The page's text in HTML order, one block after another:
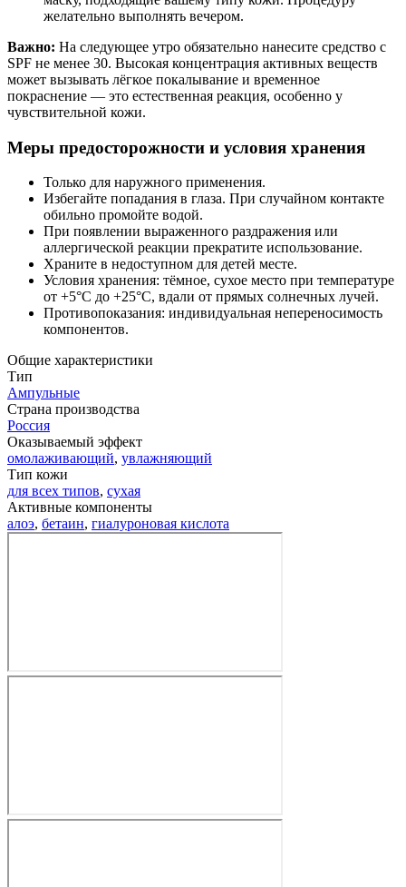
желательно выполнять вечером.
Важно: На следующее утро обязательно нанесите средство с
SPF не менее 30. Высокая концентрация активных веществ
может вызывать лёгкое покалывание и временное
покраснение — это естественная реакция, особенно у
чувствительной кожи.
Меры предосторожности и условия хранения
Только для наружного применения.
Избегайте попадания в глаза. При случайном контакте
обильно промойте водой.
При появлении выраженного раздражения или
аллергической реакции прекратите использование.
Храните в недоступном для детей месте.
Условия хранения: тёмное, сухое место при температуре
от +5°C до +25°C, вдали от прямых солнечных лучей.
Противопоказания: индивидуальная непереносимость
компонентов.
Общие характеристики
Тип
Ампульные
Страна производства
Россия
Оказываемый эффект
омолаживающий, увлажняющий
Тип кожи
для всех типов, сухая
Активные компоненты
алоэ, бетаин, гиалуроновая кислота